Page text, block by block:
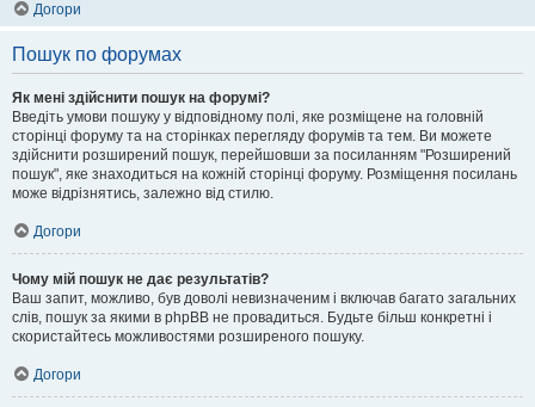
Догори
Пошук по форумах
Як мені здійснити пошук на форумі?
Введіть умови пошуку у відповідному полі, яке розміщене на головній
сторінці форуму та на сторінках перегляду форумів та тем. Ви можете
здійснити розширений пошук, перейшовши за посиланням "Розширений
пошук", яке знаходиться на кожній сторінці форуму. Розміщення посилань
може відрізнятись, залежно від стилю.
Догори
Чому мій пошук не дає результатів?
Ваш запит, можливо, був доволі невизначеним і включав багато загальних
слів, пошук за якими в phpBB не провадиться. Будьте більш конкретні і
скористайтесь можливостями розширеного пошуку.
Догори